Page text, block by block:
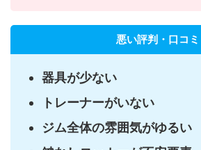
悪い評判・口コミ
器具が少ない
トレーナーがいない
ジム全体の雰囲気がゆるい